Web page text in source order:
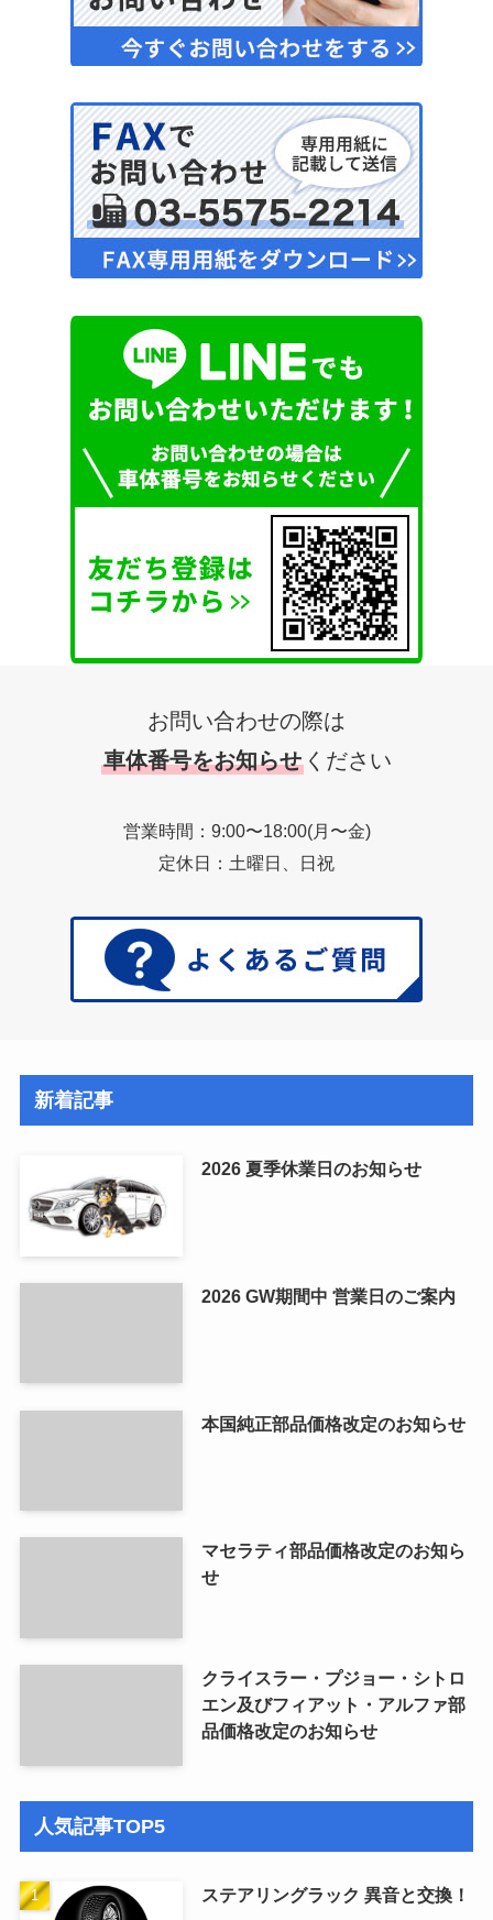
お問い合わせの際は
車体番号をお知らせ ください
営業時間：9:00〜18:00(月〜金)
定休日：土曜日、日祝
新着記事
2026 夏季休業日のお知らせ
2026 GW期間中 営業日のご案内
本国純正部品価格改定のお知らせ
マセラティ部品価格改定のお知ら
せ
クライスラー・プジョー・シトロ
エン及びフィアット・アルファ部
品価格改定のお知らせ
人気記事TOP5
ステアリングラック 異音と交換！